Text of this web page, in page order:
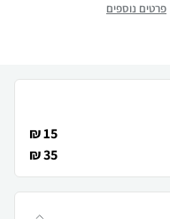
פרטים נוספים
15 ₪
35 ₪